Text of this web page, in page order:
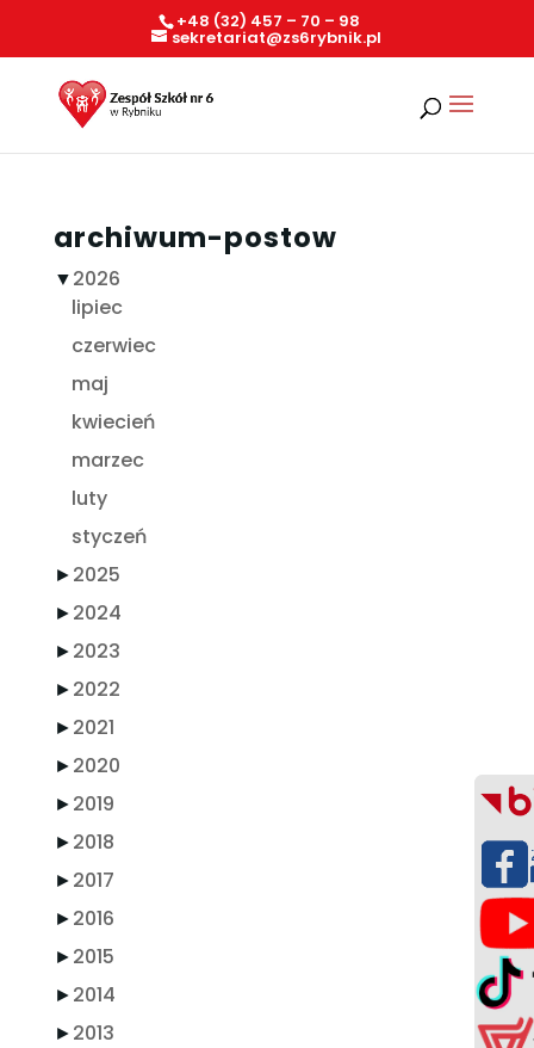
+48 (32) 457 – 70 – 98
sekretariat@zs6rybnik.pl
archiwum-postow
▼2026
lipiec
czerwiec
maj
kwiecień
marzec
luty
styczeń
►2025
►2024
►2023
►2022
►2021
►2020
►2019
►2018
►2017
►2016
►2015
►2014
►2013